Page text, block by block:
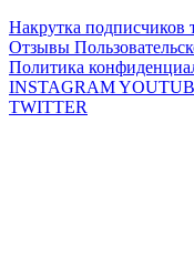
Накрутка подписчиков
Отзывы
Политика
INSTAGRAM
TWITTER